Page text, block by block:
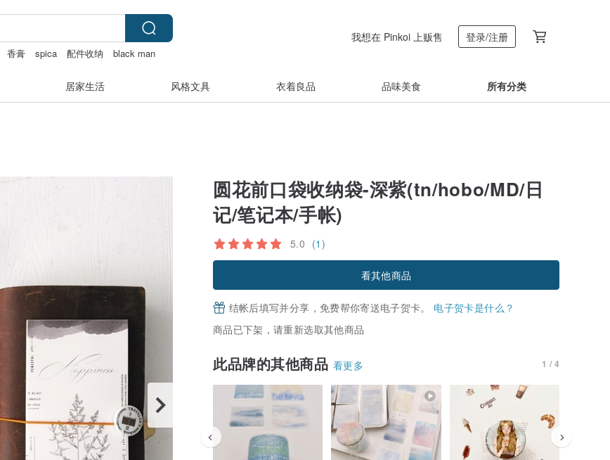
香膏 spica 配件收纳
black man
我想在 Pinkoi 上贩售 登录/注册
居家生活 风格文具 衣着良品 品味美食 所有分类
圆花前口袋收纳袋-深紫(tn/hobo/MD/日
记/笔记本/手帐)
5.0 (1)
看其他商品
结帐后填写并分享，免费帮你寄送电子贺卡。 电子贺卡是什么？
商品已下架，请重新选取其他商品
此品牌的其他商品 看更多 1 / 4